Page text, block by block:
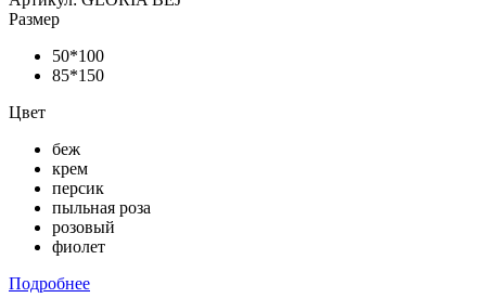
Размер
50*100
85*150
Цвет
беж
крем
персик
пыльная роза
розовый
фиолет
Подробнее